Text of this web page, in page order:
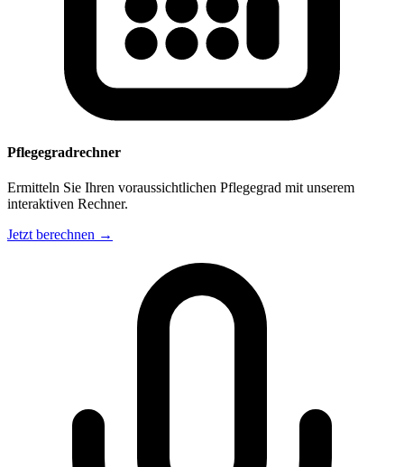
Pflegegradrechner
Ermitteln Sie Ihren voraussichtlichen Pflegegrad mit unserem
interaktiven Rechner.
Jetzt berechnen →